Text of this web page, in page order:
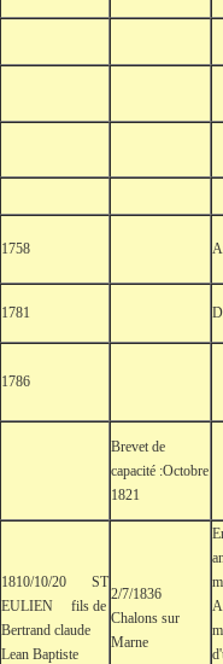
1758
1781
1786
Brevet de
capacité :Octobre
1821
1810/10/20 ST
EULIEN fils de
Bertrand claude
Lean Baptiste
2/7/1836
Chalons sur
Marne